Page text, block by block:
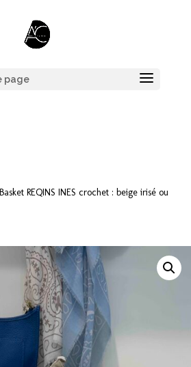
page
REQINS INES crochet : beige irisé ou